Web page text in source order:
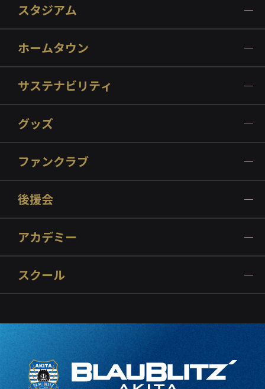
スタジアム
ホームタウン
サステナビリティ
グッズ
ファンクラブ
後援会
アカデミー
スクール